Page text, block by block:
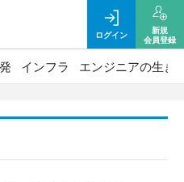
ログイン
新規
会員登録
インフラ エンジニアの生き